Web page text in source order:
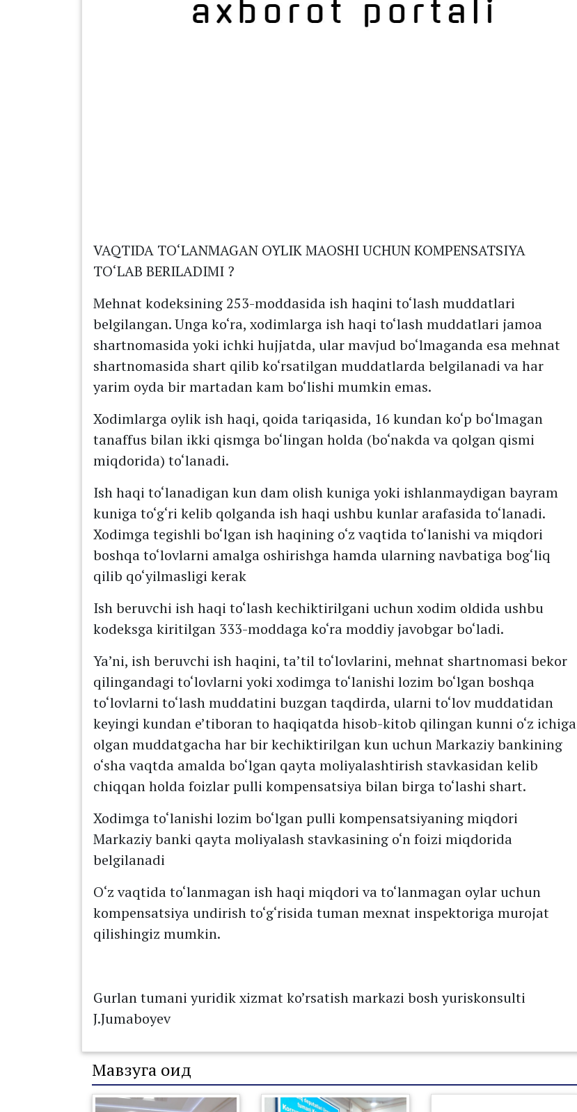
VAQTIDA TO‘LANMAGAN OYLIK MAOSHI UCHUN KOMPENSATSIYA
TO‘LAB BERILADIMI ?
Mehnat kodeksining 253-moddasida ish haqini to‘lash muddatlari
belgilangan. Unga ko‘ra, xodimlarga ish haqi to‘lash muddatlari jamoa
shartnomasida yoki ichki hujjatda, ular mavjud bo‘lmaganda esa mehnat
shartnomasida shart qilib ko‘rsatilgan muddatlarda belgilanadi va har
yarim oyda bir martadan kam bo‘lishi mumkin emas.
Xodimlarga oylik ish haqi, qoida tariqasida, 16 kundan ko‘p bo‘lmagan
tanaffus bilan ikki qismga bo‘lingan holda (bo‘nakda va qolgan qismi
miqdorida) to‘lanadi.
Ish haqi to‘lanadigan kun dam olish kuniga yoki ishlanmaydigan bayram
kuniga to‘g‘ri kelib qolganda ish haqi ushbu kunlar arafasida to‘lanadi.
Xodimga tegishli bo‘lgan ish haqining o‘z vaqtida to‘lanishi va miqdori
boshqa to‘lovlarni amalga oshirishga hamda ularning navbatiga bog‘liq
qilib qo‘yilmasligi kerak
Ish beruvchi ish haqi to‘lash kechiktirilgani uchun xodim oldida ushbu
kodeksga kiritilgan 333-moddaga ko‘ra moddiy javobgar bo‘ladi.
Ya’ni, ish beruvchi ish haqini, ta’til to‘lovlarini, mehnat shartnomasi bekor
qilingandagi to‘lovlarni yoki xodimga to‘lanishi lozim bo‘lgan boshqa
to‘lovlarni to‘lash muddatini buzgan taqdirda, ularni to‘lov muddatidan
keyingi kundan e’tiboran to haqiqatda hisob-kitob qilingan kunni o‘z ichiga
olgan muddatgacha har bir kechiktirilgan kun uchun Markaziy bankining
o‘sha vaqtda amalda bo‘lgan qayta moliyalashtirish stavkasidan kelib
chiqqan holda foizlar pulli kompensatsiya bilan birga to‘lashi shart.
Xodimga to‘lanishi lozim bo‘lgan pulli kompensatsiyaning miqdori
Markaziy banki qayta moliyalash stavkasining o‘n foizi miqdorida
belgilanadi
O‘z vaqtida to‘lanmagan ish haqi miqdori va to‘lanmagan oylar uchun
kompensatsiya undirish to‘g‘risida tuman mexnat inspektoriga murojat
qilishingiz mumkin.
Gurlan tumani yuridik xizmat ko’rsatish markazi bosh yuriskonsulti
J.Jumaboyev
Мавзуга оид